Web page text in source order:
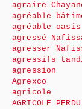
agraire
agréable
agréable oasis
agressé
agresser
agressifs
agression
Agrexco
agricole
AGRICOLE PERDU